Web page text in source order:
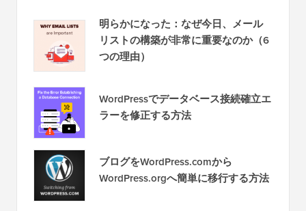
明らかになった：なぜ今日、メール
リストの構築が非常に重要なのか（6
つの理由）
WordPressでデータベース接続確立エ
ラーを修正する方法
ブログをWordPress.comから
WordPress.orgへ簡単に移行する方法